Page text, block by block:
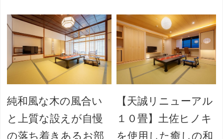
純和風な木の風合い
と上質な設えが自慢
の落ち着きあるお部
【天誠リニューアル
１０畳】土佐ヒノキ
を使用した癒しの和